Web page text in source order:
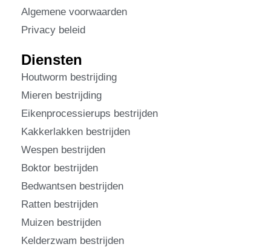
Algemene voorwaarden
Privacy beleid
Diensten
Houtworm bestrijding
Mieren bestrijding
Eikenprocessierups bestrijden
Kakkerlakken bestrijden
Wespen bestrijden
Boktor bestrijden
Bedwantsen bestrijden
Ratten bestrijden
Muizen bestrijden
Kelderzwam bestrijden